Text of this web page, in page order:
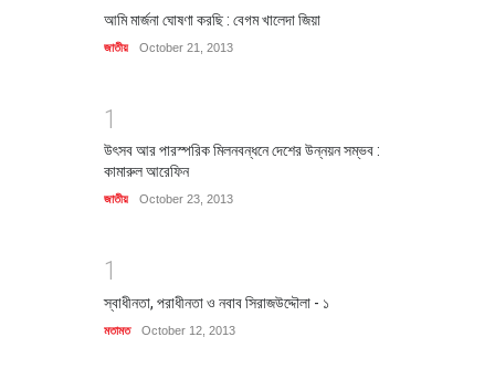
আমি মার্জনা ঘোষণা করছি : বেগম খালেদা জিয়া
জাতীয় October 21, 2013
1
উৎসব আর পারস্পরিক মিলনবন্ধনে দেশের উন্নয়ন সম্ভব :
কামারুল আরেফিন
জাতীয় October 23, 2013
1
স্বাধীনতা, পরাধীনতা ও নবাব সিরাজউদ্দৌলা - ১
মতামত October 12, 2013